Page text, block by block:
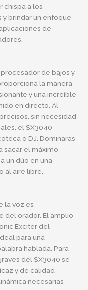
chispa a los
y brindar un enfoque
de
de bajos y
la manera
y una increíble
en directo. Al
sin necesidad
el SX3040
o DJ. Dominarás
sacar el máximo
un dúo en una
al aire libre.
la voz es
del orador. El amplio
Exciter del
para una
hablada. Para
del SX3040 se
y de calidad
necesarias